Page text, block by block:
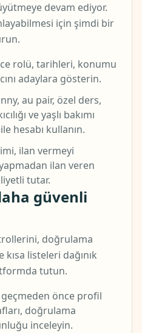
devam ediyor.
için şimdi bir
rolü, tarihleri, konumu
adaylara gösterin.
au pair, özel ders,
ve yaşlı bakımı
hesabı kullanın.
ilan vermeyi
ilan veren
tutar.
güvenli
doğrulama
listeleri dağınık
tutun.
önce profil
doğrulama
inceleyin.